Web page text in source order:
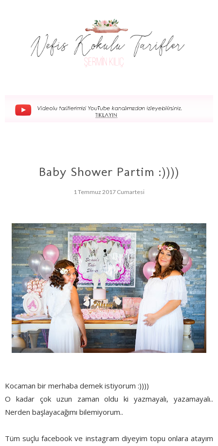
Baby Shower Partim :))))
1 Temmuz 2017 Cumartesi
Kocaman bir merhaba demek istiyorum :))))
O kadar çok uzun zaman oldu ki yazmayalı, yazamayalı..
Nerden başlayacağımı bilemiyorum..
Tüm suçlu facebook ve instagram diyeyim topu onlara atayım